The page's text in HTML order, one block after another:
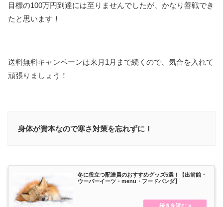
目標の100万円到達には至りませんでしたが、かなり善戦でき
たと思います！
送料無料キャンペーンは来月1月まで続くので、気合を入れて
頑張りましょう！
身体が資本なので寒さ対策を忘れずに！
冬に役立つ配達員のおすすめグッズ5選！【出前館・
ウーバーイーツ・menu・フードパンダ】